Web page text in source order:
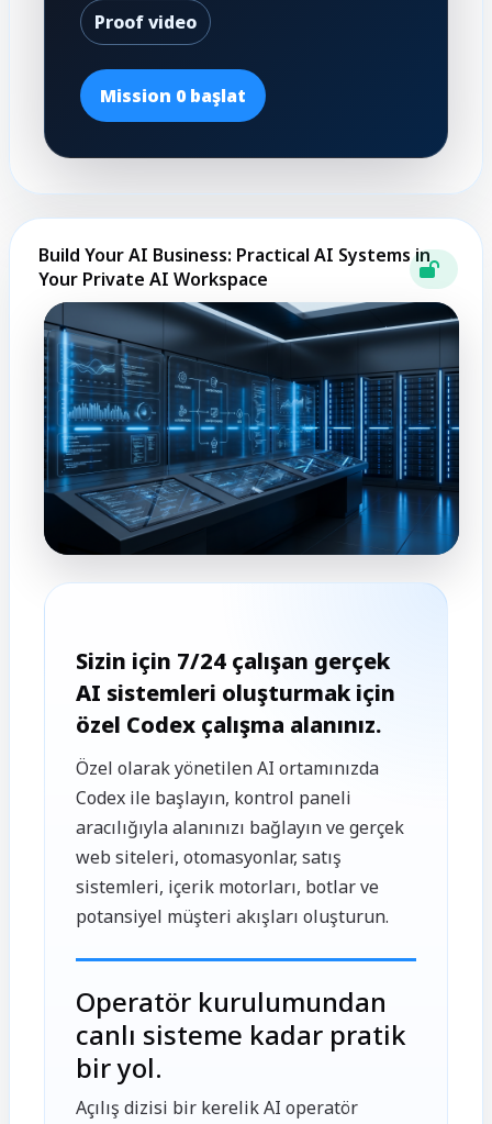
Proof video
Mission 0 başlat
Build Your AI Business: Practical AI Systems in
Your Private AI Workspace
Sizin için 7/24 çalışan gerçek
AI sistemleri oluşturmak için
özel Codex çalışma alanınız.
Özel olarak yönetilen AI ortamınızda
Codex ile başlayın, kontrol paneli
aracılığıyla alanınızı bağlayın ve gerçek
web siteleri, otomasyonlar, satış
sistemleri, içerik motorları, botlar ve
potansiyel müşteri akışları oluşturun.
Operatör kurulumundan
canlı sisteme kadar pratik
bir yol.
Açılış dizisi bir kerelik AI operatör